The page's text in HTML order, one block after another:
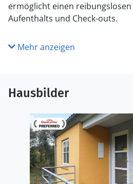
ermöglicht einen reibungslosen
Aufenthalts und Check-outs.
Mehr anzeigen
Hausbilder